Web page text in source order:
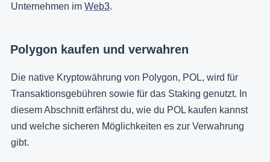
Unternehmen im Web3.
Polygon kaufen und verwahren
Die native Kryptowährung von Polygon, POL, wird für
Transaktionsgebühren sowie für das Staking genutzt. In
diesem Abschnitt erfährst du, wie du POL kaufen kannst
und welche sicheren Möglichkeiten es zur Verwahrung
gibt.